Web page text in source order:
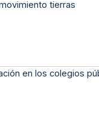
tierras
en los colegios